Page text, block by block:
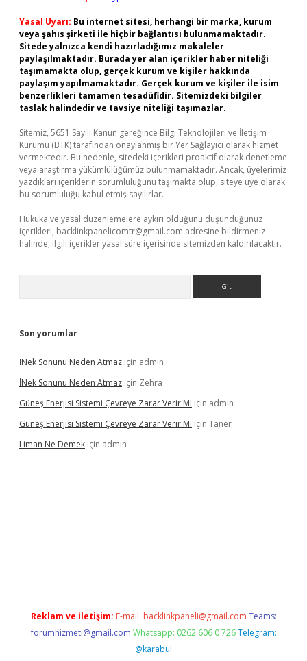
Yasal Uyarı: Bu internet sitesi, herhangi bir marka, kurum
veya şahıs şirketi ile hiçbir bağlantısı bulunmamaktadır.
Sitede yalnızca kendi hazırladığımız makaleler
paylaşılmaktadır. Burada yer alan içerikler haber niteliği
taşımamakta olup, gerçek kurum ve kişiler hakkında
paylaşım yapılmamaktadır. Gerçek kurum ve kişiler ile isim
benzerlikleri tamamen tesadüfidir. Sitemizdeki bilgiler
taslak halindedir ve tavsiye niteliği taşımazlar.
Sitemiz, 5651 Sayılı Kanun gereğince Bilgi Teknolojileri ve İletişim
Kurumu (BTK) tarafından onaylanmış bir Yer Sağlayıcı olarak hizmet
vermektedir. Bu nedenle, sitedeki içerikleri proaktif olarak denetleme
veya araştırma yükümlülüğümüz bulunmamaktadır. Ancak, üyelerimiz
yazdıkları içeriklerin sorumluluğunu taşımakta olup, siteye üye olarak
bu sorumluluğu kabul etmiş sayılırlar.
Hukuka ve yasal düzenlemelere aykırı olduğunu düşündüğünüz
içerikleri, backlinkpanelicomtr@gmail.com adresine bildirmeniz
halinde, ilgili içerikler yasal süre içerisinde sitemizden kaldırılacaktır.
Son yorumlar
İNek Sonunu Neden Atmaz için admin
İNek Sonunu Neden Atmaz için Zehra
Güneş Enerjisi Sistemi Çevreye Zarar Verir Mi için admin
Güneş Enerjisi Sistemi Çevreye Zarar Verir Mi için Taner
Liman Ne Demek için admin
Reklam ve İletişim: E-mail: backlinkpaneli@gmail.com Teams:
forumhizmeti@gmail.com Whatsapp: 0262 606 0 726 Telegram:
@karabul